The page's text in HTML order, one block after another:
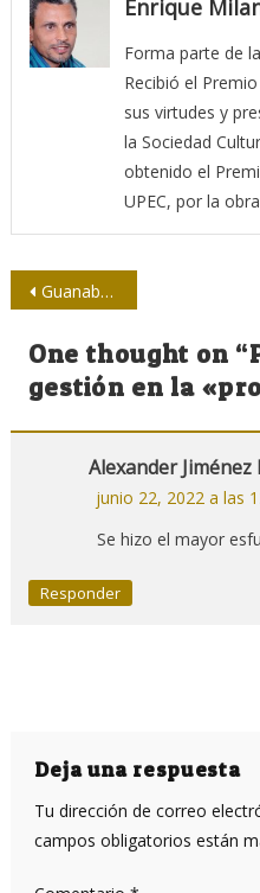
Enrique
Forma parte de
Recibió el
sus virtudes y
la Sociedad
obtenido el
UPEC, por la
Navegación
de
entradas
Guanabacoa bajo lente fotográfica: desmembrar y remembranzas
One thought on “
gestión en la
Alexander Jiménez
junio 22, 2022 a las
Se hizo el mayor
Responder
Deja una respuesta
Tu dirección de correo
campos obligatorios están